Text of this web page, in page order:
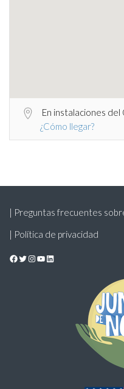
En instalaciones del
¿Cómo llegar?
| Preguntas frecuentes
| Política de privacidad
Facebook
Twitter
Instagram
YouTube
LinkedIn